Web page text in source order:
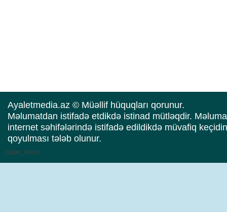
Ayaletmedia.az © Müəllif hüquqları qorunur.
Məlumatdan istifadə etdikdə istinad mütləqdir.
internet səhifələrində istifadə edildikdə müvafiq keçidin
qoyulması tələb olunur.
{sape_links}